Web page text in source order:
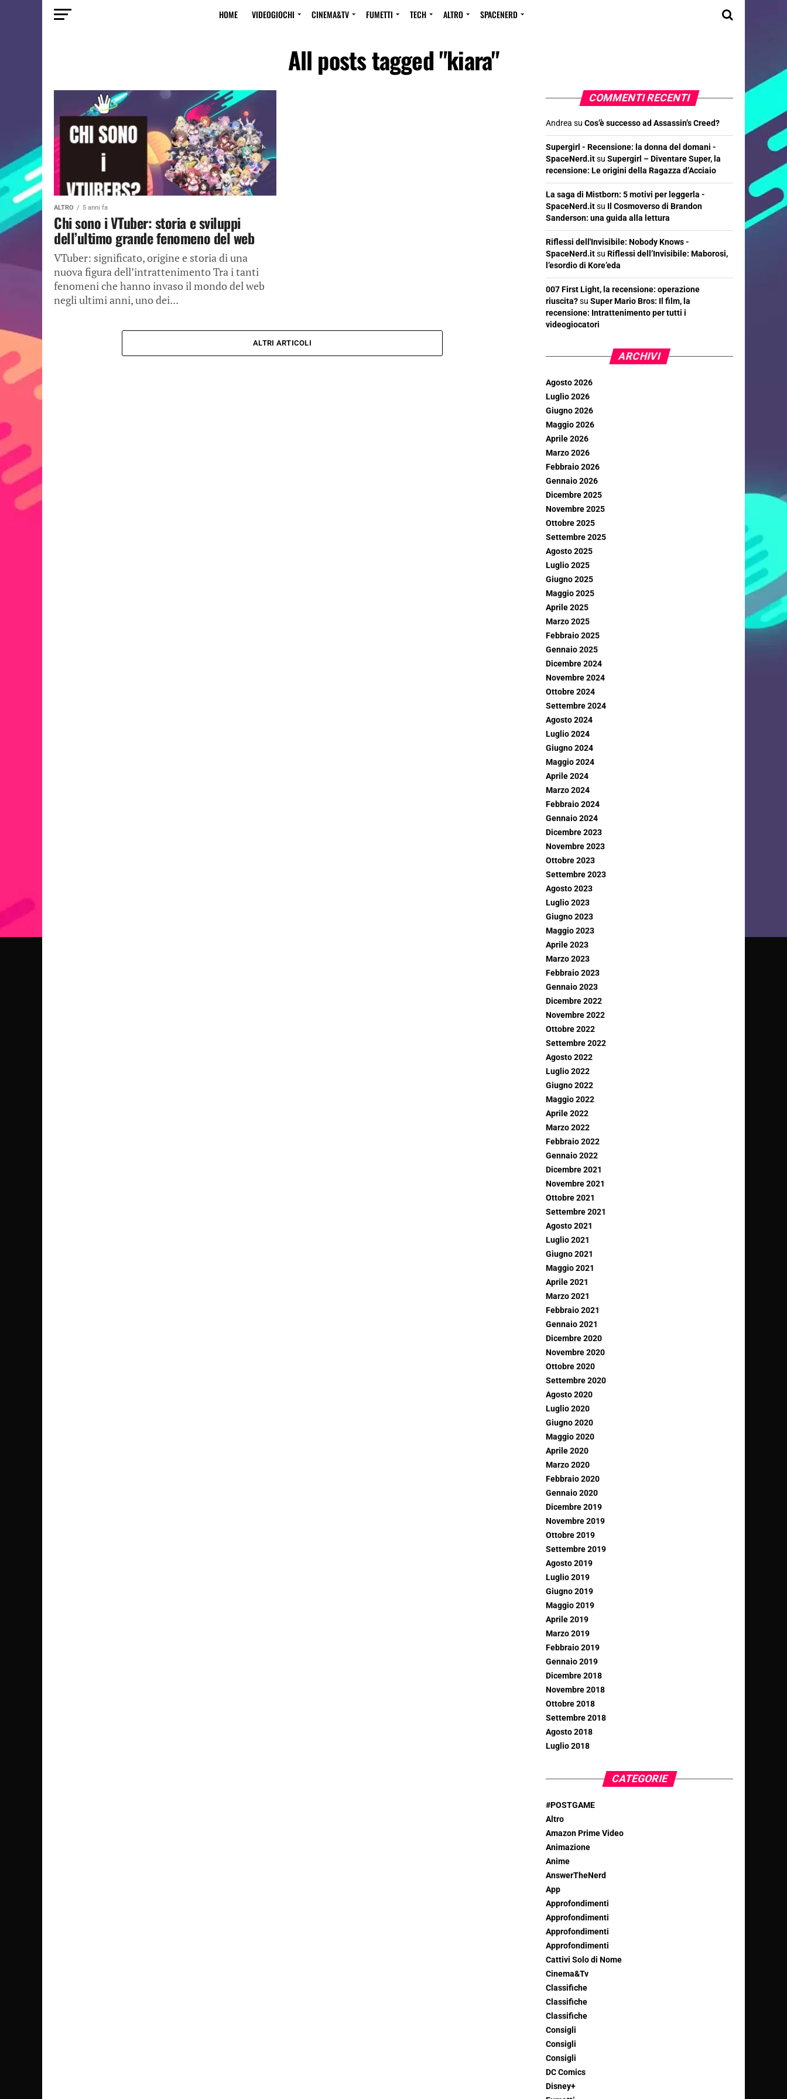
HOME VIDEOGIOCHI CINEMA&TV FUMETTI TECH ALTRO SPACENERD
All posts tagged "kiara"
ALTRO 5 anni fa
Chi sono i VTuber: storia e sviluppi
dell’ultimo grande fenomeno del web
VTuber: significato, origine e storia di una
nuova figura dell’intrattenimento Tra i tanti
fenomeni che hanno invaso il mondo del web
negli ultimi anni, uno dei...
ALTRI ARTICOLI
COMMENTI RECENTI
Andrea su Cos’è successo ad Assassin’s Creed?
Supergirl - Recensione: la donna del domani -
SpaceNerd.itsu Supergirl – Diventare Super, la
recensione: Le origini della Ragazza d’Acciaio
La saga di Mistborn: 5 motivi per leggerla -
SpaceNerd.itsu Il Cosmoverso di Brandon
Sanderson: una guida alla lettura
Riflessi dell'Invisibile: Nobody Knows -
SpaceNerd.itsu Riflessi dell’Invisibile: Maborosi,
l’esordio di Kore’eda
007 First Light, la recensione: operazione
riuscita?su Super Mario Bros: Il film, la
recensione: Intrattenimento per tutti i
videogiocatori
ARCHIVI
Agosto 2026
Luglio 2026
Giugno 2026
Maggio 2026
Aprile 2026
Marzo 2026
Febbraio 2026
Gennaio 2026
Dicembre 2025
Novembre 2025
Ottobre 2025
Settembre 2025
Agosto 2025
Luglio 2025
Giugno 2025
Maggio 2025
Aprile 2025
Marzo 2025
Febbraio 2025
Gennaio 2025
Dicembre 2024
Novembre 2024
Ottobre 2024
Settembre 2024
Agosto 2024
Luglio 2024
Giugno 2024
Maggio 2024
Aprile 2024
Marzo 2024
Febbraio 2024
Gennaio 2024
Dicembre 2023
Novembre 2023
Ottobre 2023
Settembre 2023
Agosto 2023
Luglio 2023
Giugno 2023
Maggio 2023
Aprile 2023
Marzo 2023
Febbraio 2023
Gennaio 2023
Dicembre 2022
Novembre 2022
Ottobre 2022
Settembre 2022
Agosto 2022
Luglio 2022
Giugno 2022
Maggio 2022
Aprile 2022
Marzo 2022
Febbraio 2022
Gennaio 2022
Dicembre 2021
Novembre 2021
Ottobre 2021
Settembre 2021
Agosto 2021
Luglio 2021
Giugno 2021
Maggio 2021
Aprile 2021
Marzo 2021
Febbraio 2021
Gennaio 2021
Dicembre 2020
Novembre 2020
Ottobre 2020
Settembre 2020
Agosto 2020
Luglio 2020
Giugno 2020
Maggio 2020
Aprile 2020
Marzo 2020
Febbraio 2020
Gennaio 2020
Dicembre 2019
Novembre 2019
Ottobre 2019
Settembre 2019
Agosto 2019
Luglio 2019
Giugno 2019
Maggio 2019
Aprile 2019
Marzo 2019
Febbraio 2019
Gennaio 2019
Dicembre 2018
Novembre 2018
Ottobre 2018
Settembre 2018
Agosto 2018
Luglio 2018
CATEGORIE
#POSTGAME
Altro
Amazon Prime Video
Animazione
Anime
AnswerTheNerd
App
Approfondimenti
Approfondimenti
Approfondimenti
Approfondimenti
Cattivi Solo di Nome
Cinema&Tv
Classifiche
Classifiche
Classifiche
Consigli
Consigli
Consigli
DC Comics
Disney+